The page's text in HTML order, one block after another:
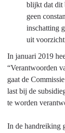
blijkt dat dit
geen
inschatting
uit
In januari 2019
“Verantwoorden
gaat de
last bij de
te worden
In de handreiking